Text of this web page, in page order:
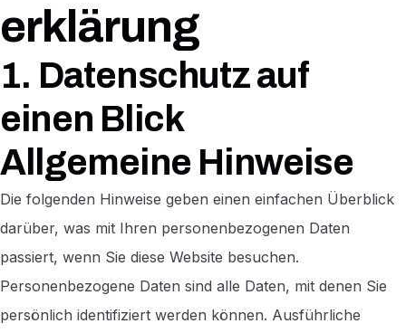
erklärung
1. Datenschutz auf
einen Blick
Allgemeine Hinweise
Die folgenden Hinweise geben einen einfachen Überblick
darüber, was mit Ihren personenbezogenen Daten
passiert, wenn Sie diese Website besuchen.
Personenbezogene Daten sind alle Daten, mit denen Sie
persönlich identifiziert werden können. Ausführliche